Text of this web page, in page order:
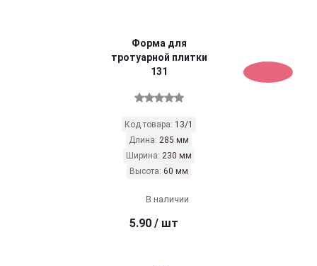
Форма для
тротуарной плитки
131
Код товара: 13/1
Длина: 285 мм
Ширина: 230 мм
Высота: 60 мм
В наличии
5.90 / шт